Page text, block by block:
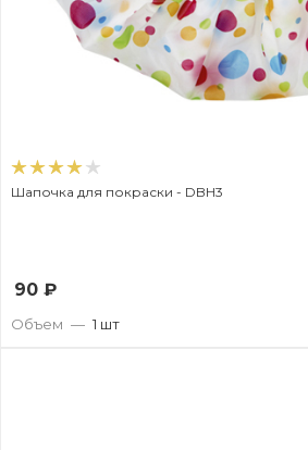
Шапочка для покраски - DBH3
90 ₽
Объем — 1 шт